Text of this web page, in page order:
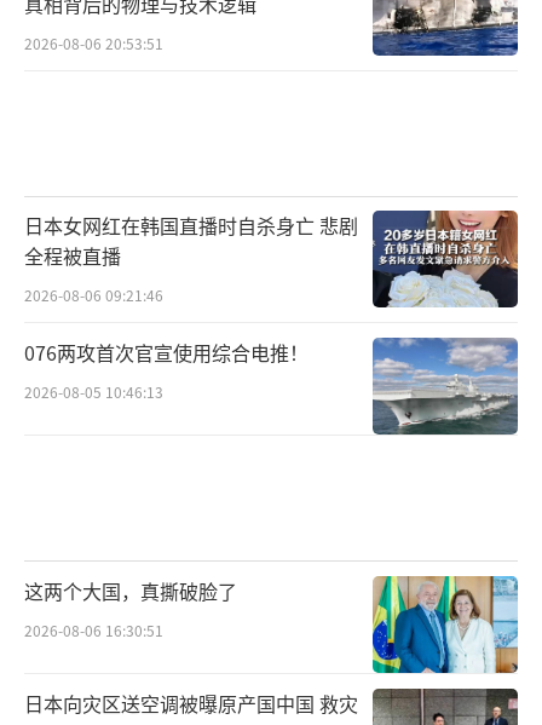
2026-08-06 20:53:51
日本女网红在韩国直播时自杀身亡 悲剧
全程被直播
2026-08-06 09:21:46
076两攻首次官宣使用综合电推！
2026-08-05 10:46:13
这两个大国，真撕破脸了
2026-08-06 16:30:51
日本向灾区送空调被曝原产国中国 救灾